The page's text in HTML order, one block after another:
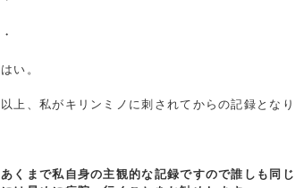
・
はい。
以上、私がキリンミノに刺されてからの記録となり
あくまで私自身の主観的な記録ですので誰しも同